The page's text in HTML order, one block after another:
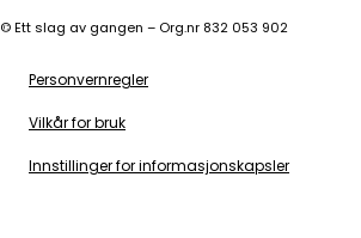
©Ett slag av gangen – Org.nr 832 053 902
Personvernregler
Vilkår for bruk
Innstillinger for informasjonskapsler